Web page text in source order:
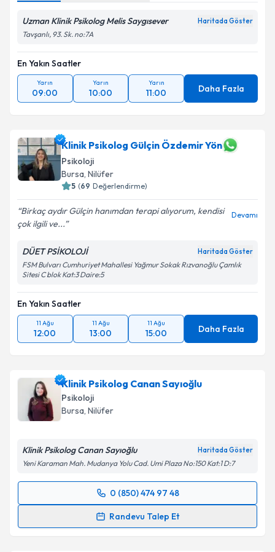
Uzman Klinik Psikolog Melis Saygısever Haritada Göster
Tavşanlı, 93. Sk. no:7A
En Yakın Saatler
Yarın
09:00
Yarın
10:00
Yarın
11:00 Daha Fazla
Klinik Psikolog Gülçin Özdemir Yön
Psikoloji
Bursa, Nilüfer
5 (69 Değerlendirme)
Birkaç aydır Gülçin hanımdan terapi alıyorum, kendisi
çok ilgili ve...
Devamı
DÜET PSİKOLOJİ Haritada Göster
FSM Bulvarı Cumhuriyet Mahallesi Yağmur Sokak Rızvanoğlu Çamlık
Sitesi C blok Kat:3 Daire:5
En Yakın Saatler
11 Ağu
12:00
11 Ağu
13:00
11 Ağu
15:00 Daha Fazla
Klinik Psikolog Canan Sayıoğlu
Psikoloji
Bursa, Nilüfer
Klinik Psikolog Canan Sayıoğlu Haritada Göster
Yeni Karaman Mah. Mudanya Yolu Cad. Umi Plaza No:150 Kat:1 D:7
0 (850) 474 97 48
Randevu Talep Et
Randevu Takvimi Talebi